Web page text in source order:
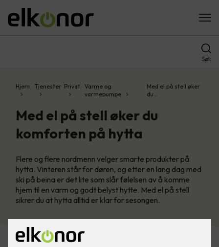
Søk
Hjem Tjenester Privat
Varme og
varmepumpe
Med el på stell øker
du…
Med el på stell øker du
komforten på hytta
Flere og flere nordmenn velger smarte produkter på
hytta. Vinteren står for døren, og etter en lang dag med
ski på beina er det lite som slår følelsen av å komme
hjem til en varm og godt belyst hytte. Med el på stell
sikrer du at hytta alltid er klar for sesongen.